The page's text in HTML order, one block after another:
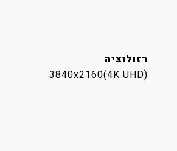
רזולוציה
3840x2160(4K UHD)